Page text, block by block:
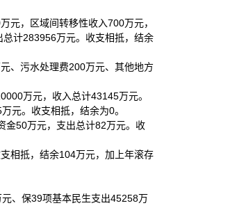
元，区域间转移性收入700万元，
计283956万元。收支相抵，结余
、污水处理费200万元、其他地方
万元，收入总计43145万元。
元。收支相抵，结余为0。
金50万元，支出总计82万元。收
相抵，结余104万元，加上年滚存
、保39项基本民生支出45258万